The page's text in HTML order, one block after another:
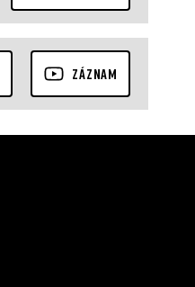
ZÁZNAM